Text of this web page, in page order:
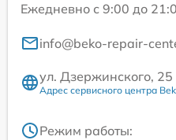
Ежедневно с 9:00 до
info@beko-repair-
ул. Дзержинского, 25
Адрес сервисного центра
Режим работы: